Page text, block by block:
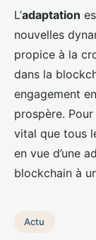
L’adaptation
nouvelles
propice à la
dans la
engagement
prospère.
vital que tous
en vue d’une
blockchain à
Actu